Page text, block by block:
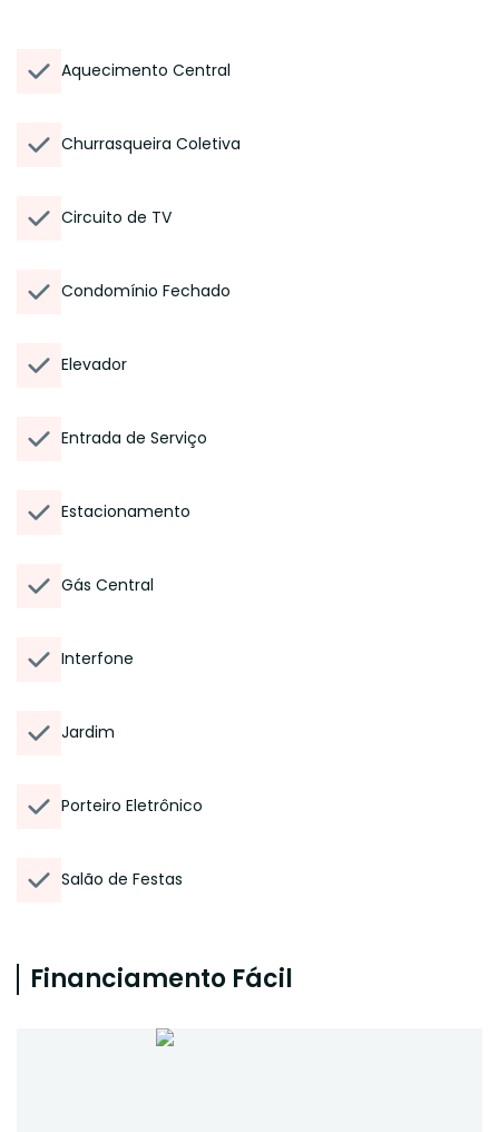
Aquecimento Central
Churrasqueira Coletiva
Circuito de TV
Condomínio Fechado
Elevador
Entrada de Serviço
Estacionamento
Gás Central
Interfone
Jardim
Porteiro Eletrônico
Salão de Festas
Financiamento Fácil